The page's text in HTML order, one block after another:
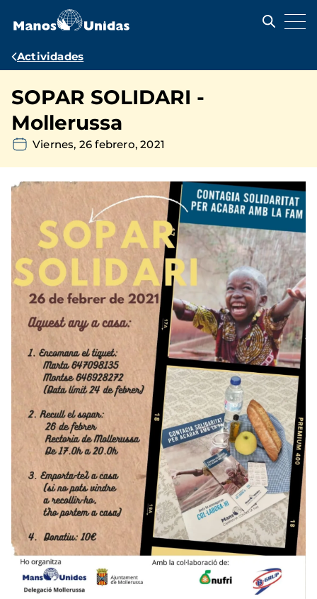
contenido
Ruta
navegación
Actividades
SOPAR SOLIDARI -
Mollerussa
Viernes, 26 febrero, 2021